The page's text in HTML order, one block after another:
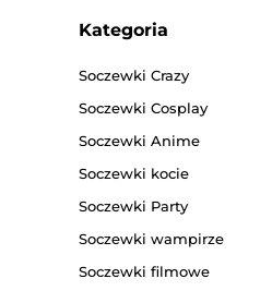
Kategoria
Soczewki Crazy
Soczewki Cosplay
Soczewki Anime
Soczewki kocie
Soczewki Party
Soczewki wampirze
Soczewki filmowe